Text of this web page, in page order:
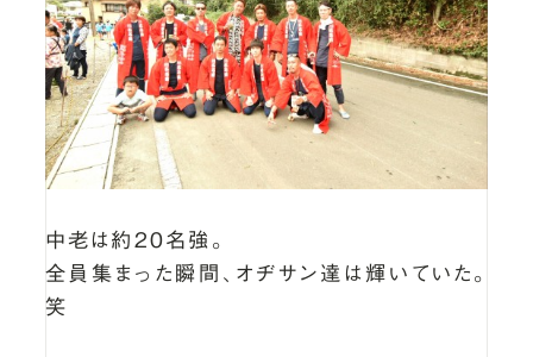
中老は約20名強。
全員集まった瞬間、オヂサン達は輝いていた。
笑